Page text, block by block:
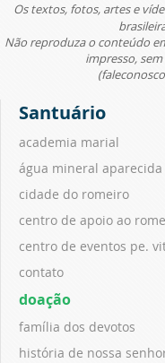
Os textos, fotos, artes e
Não reproduza o conteúdo
impresso,
Santuário
academia marial
água mineral aparecida
cidade do romeiro
centro de apoio ao
centro de eventos pe.
contato
doação
família dos devotos
história de nossa